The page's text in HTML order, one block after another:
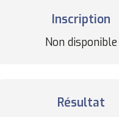
Inscription
Non disponible
Résultat